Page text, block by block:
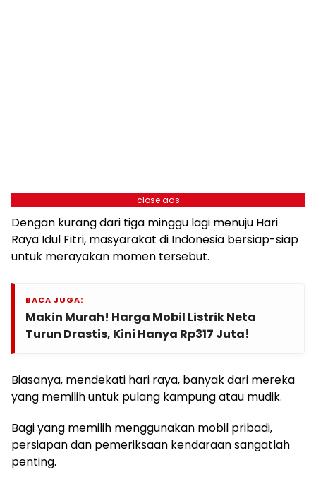
close ads
Dengan kurang dari tiga minggu lagi menuju Hari
Raya Idul Fitri, masyarakat di Indonesia bersiap-siap
untuk merayakan momen tersebut.
BACA JUGA:
Makin Murah! Harga Mobil Listrik Neta
Turun Drastis, Kini Hanya Rp317 Juta!
Biasanya, mendekati hari raya, banyak dari mereka
yang memilih untuk pulang kampung atau mudik.
Bagi yang memilih menggunakan mobil pribadi,
persiapan dan pemeriksaan kendaraan sangatlah
penting.